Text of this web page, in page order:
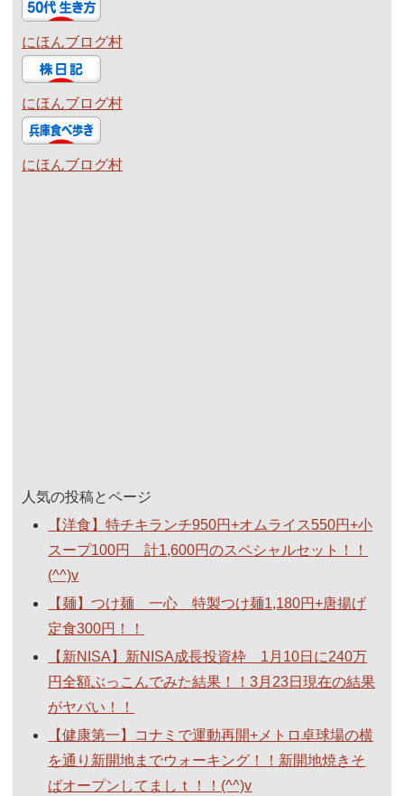
にほんブログ村
にほんブログ村
にほんブログ村
人気の投稿とページ
【洋食】特チキランチ950円+オムライス550円+小
スープ100円 計1,600円のスペシャルセット！！
(^^)v
【麺】つけ麺 一心 特製つけ麺1,180円+唐揚げ
定食300円！！
【新NISA】新NISA成長投資枠 1月10日に240万
円全額ぶっこんでみた結果！！3月23日現在の結果
がヤバい！！
【健康第一】コナミで運動再開+メトロ卓球場の横
を通り新開地までウォーキング！！新開地焼きそ
ばオープンしてましｔ！！(^^)v